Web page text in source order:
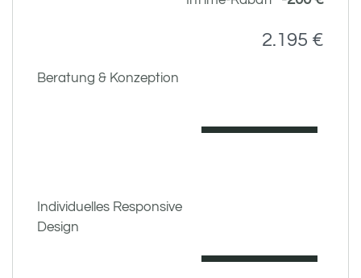
2.195 €
Beratung & Konzeption
Individuelles Responsive
Design